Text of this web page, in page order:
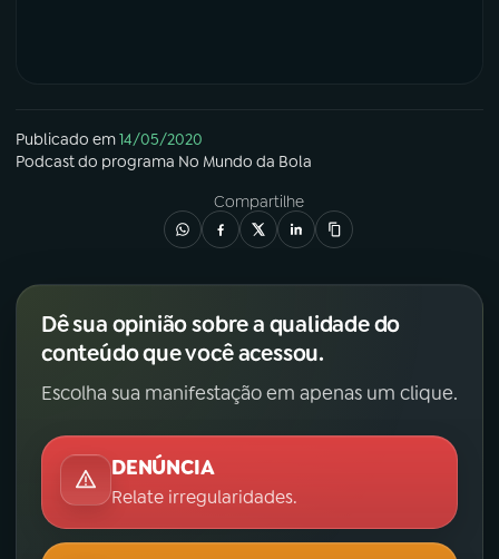
Publicado em14/05/2020
Podcastdo programa No Mundo da Bola
Compartilhe
Dê sua opinião sobre a qualidade do
conteúdo que você acessou.
Escolha sua manifestação em apenas um clique.
DENÚNCIA
Relate irregularidades.